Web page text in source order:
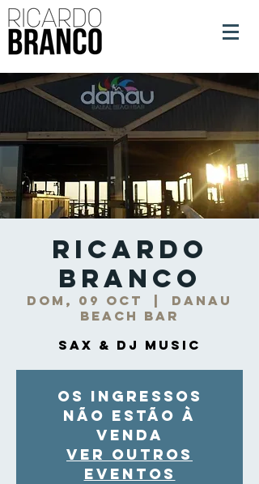
Ricardo
Branco
dom, 09 oct
DANAU
Beach Bar
Sax & DJ Music
Os ingressos
não estão à
venda
Ver outros
eventos